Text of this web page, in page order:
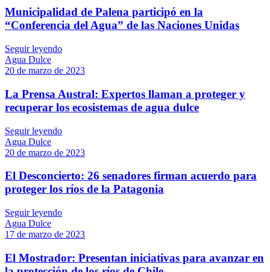
Municipalidad de Palena participó en la
“Conferencia del Agua” de las Naciones Unidas
Seguir leyendo
Agua Dulce
20 de marzo de 2023
La Prensa Austral: Expertos llaman a proteger y
recuperar los ecosistemas de agua dulce
Seguir leyendo
Agua Dulce
20 de marzo de 2023
El Desconcierto: 26 senadores firman acuerdo para
proteger los ríos de la Patagonia
Seguir leyendo
Agua Dulce
17 de marzo de 2023
El Mostrador: Presentan iniciativas para avanzar en